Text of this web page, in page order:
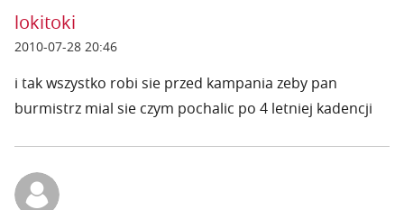
lokitoki
2010-07-28 20:46
i tak wszystko robi sie przed kampania zeby pan
burmistrz mial sie czym pochalic po 4 letniej kadencji